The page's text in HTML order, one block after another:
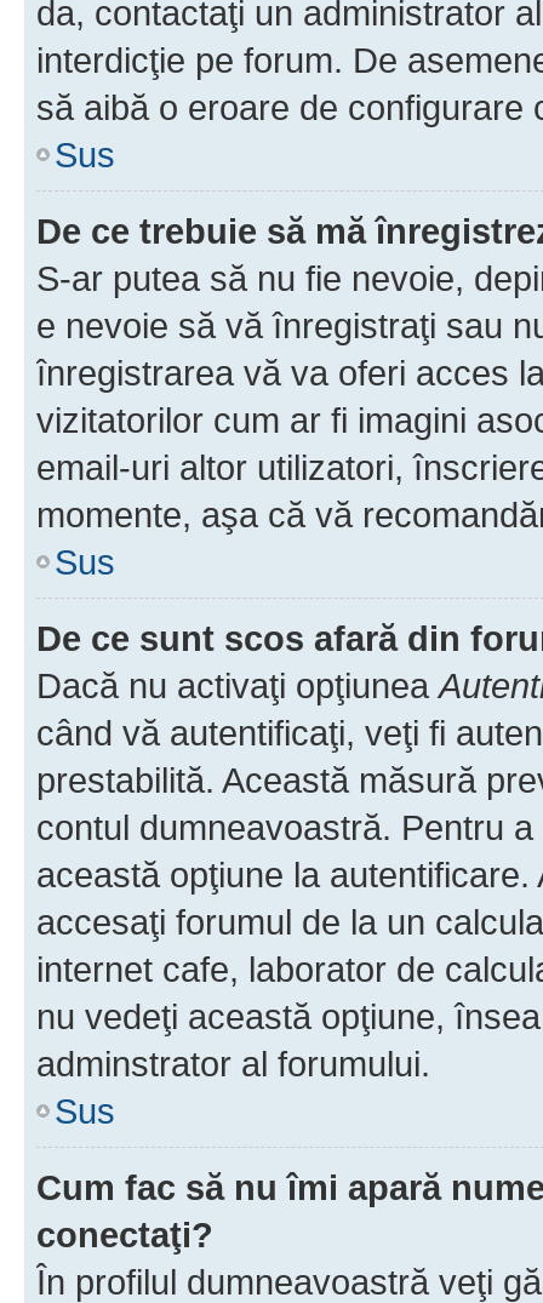
da, contactaţi un administrator
interdicţie pe forum. De
să aibă o eroare de configurare
Sus
De ce trebuie să mă
S-ar putea să nu fie nevoie,
e nevoie să vă înregistraţi sau
înregistrarea vă va oferi acces
vizitatorilor cum ar fi imagini
email-uri altor utilizatori,
momente, aşa că vă
Sus
De ce sunt scos afară din
Dacă nu activaţi opţiunea
când vă autentificaţi, veţi fi
prestabilită. Această măsură
contul dumneavoastră. Pentru
această opţiune la
accesaţi forumul de la un
internet cafe, laborator de
nu vedeţi această opţiune,
adminstrator al forumului.
Sus
Cum fac să nu îmi apară
conectaţi?
În profilul dumneavoastră veţi